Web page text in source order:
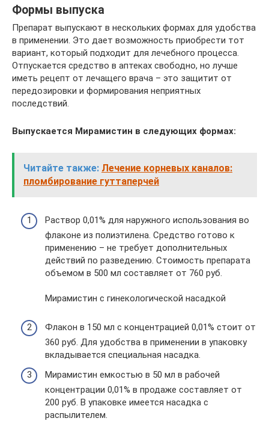
Формы выпуска
Препарат выпускают в нескольких формах для удобства
в применении. Это дает возможность приобрести тот
вариант, который подходит для лечебного процесса.
Отпускается средство в аптеках свободно, но лучше
иметь рецепт от лечащего врача – это защитит от
передозировки и формирования неприятных
последствий.
Выпускается Мирамистин в следующих формах:
Читайте также: Лечение корневых каналов:
пломбирование гуттаперчей
Раствор 0,01% для наружного использования во
флаконе из полиэтилена. Средство готово к
применению – не требует дополнительных
действий по разведению. Стоимость препарата
объемом в 500 мл составляет от 760 руб.
Мирамистин с гинекологической насадкой
Флакон в 150 мл с концентрацией 0,01% стоит от
360 руб. Для удобства в применении в упаковку
вкладывается специальная насадка.
Мирамистин емкостью в 50 мл в рабочей
концентрации 0,01% в продаже составляет от
200 руб. В упаковке имеется насадка с
распылителем.